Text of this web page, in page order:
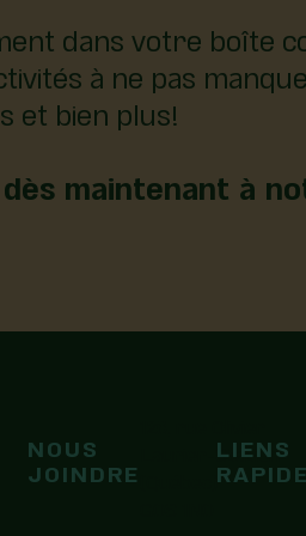
dans votre boîte
à ne pas
et bien plus!
maintenant à
NOUS
JOINDRE
Laurier-Station
(Québec)
LIENS